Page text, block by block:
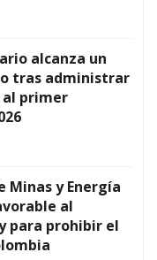
alcanza un
tras administrar
al primer
Minas y Energía
al
para prohibir el